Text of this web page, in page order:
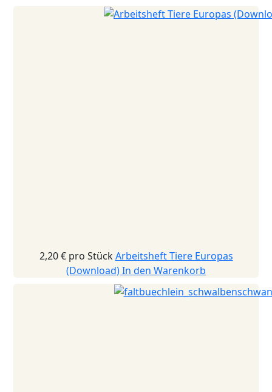
2,20 € pro Stück Arbeitsheft Tiere Europas
(Download)In den Warenkorb